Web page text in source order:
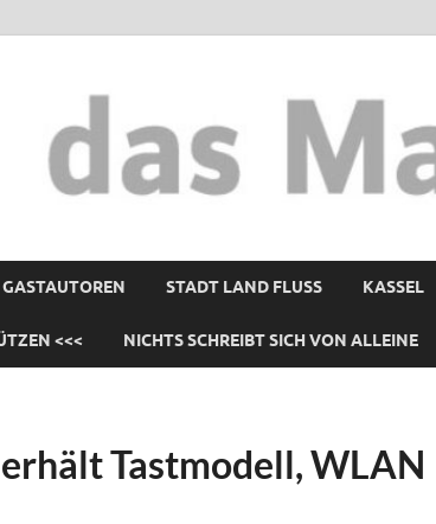
GASTAUTOREN STADT LAND FLUSS KASSEL
<<< NICHTS SCHREIBT SICH VON ALLEINE
Tastmodell, WLAN